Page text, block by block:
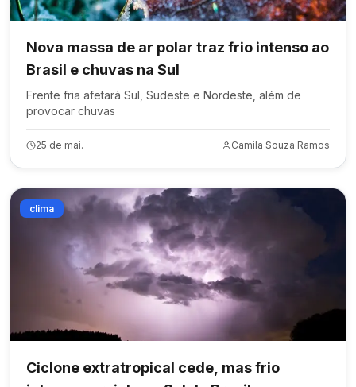
Nova massa de ar polar traz frio intenso ao
Brasil e chuvas na Sul
Frente fria afetará Sul, Sudeste e Nordeste, além de
provocar chuvas
25 de mai. Camila Souza Ramos
clima
Ciclone extratropical cede, mas frio